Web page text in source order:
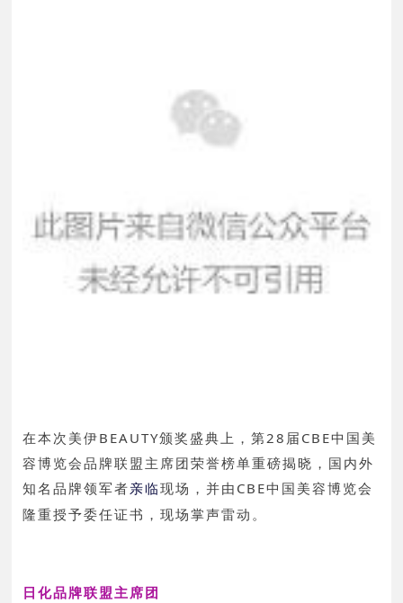
在本次美伊BEAUTY颁奖盛典上，第28届CBE中国美
容博览会品牌联盟主席团荣誉榜单重磅揭晓，国内外
知名品牌领军者亲临现场，并由CBE中国美容博览会
隆重授予委任证书，现场掌声雷动。
日化品牌联盟主席团